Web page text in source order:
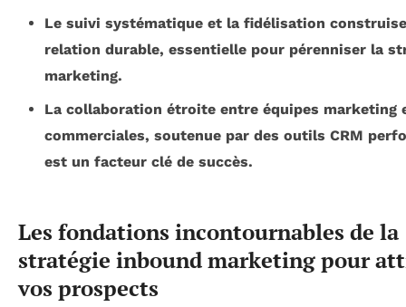
Le suivi systématique et la fidélisation
relation durable, essentielle pour pérenniser la
marketing.
La collaboration étroite entre équipes marketing
commerciales, soutenue par des outils CRM
est un facteur clé de succès.
Les fondations incontournables de la
stratégie inbound marketing pour
vos prospects